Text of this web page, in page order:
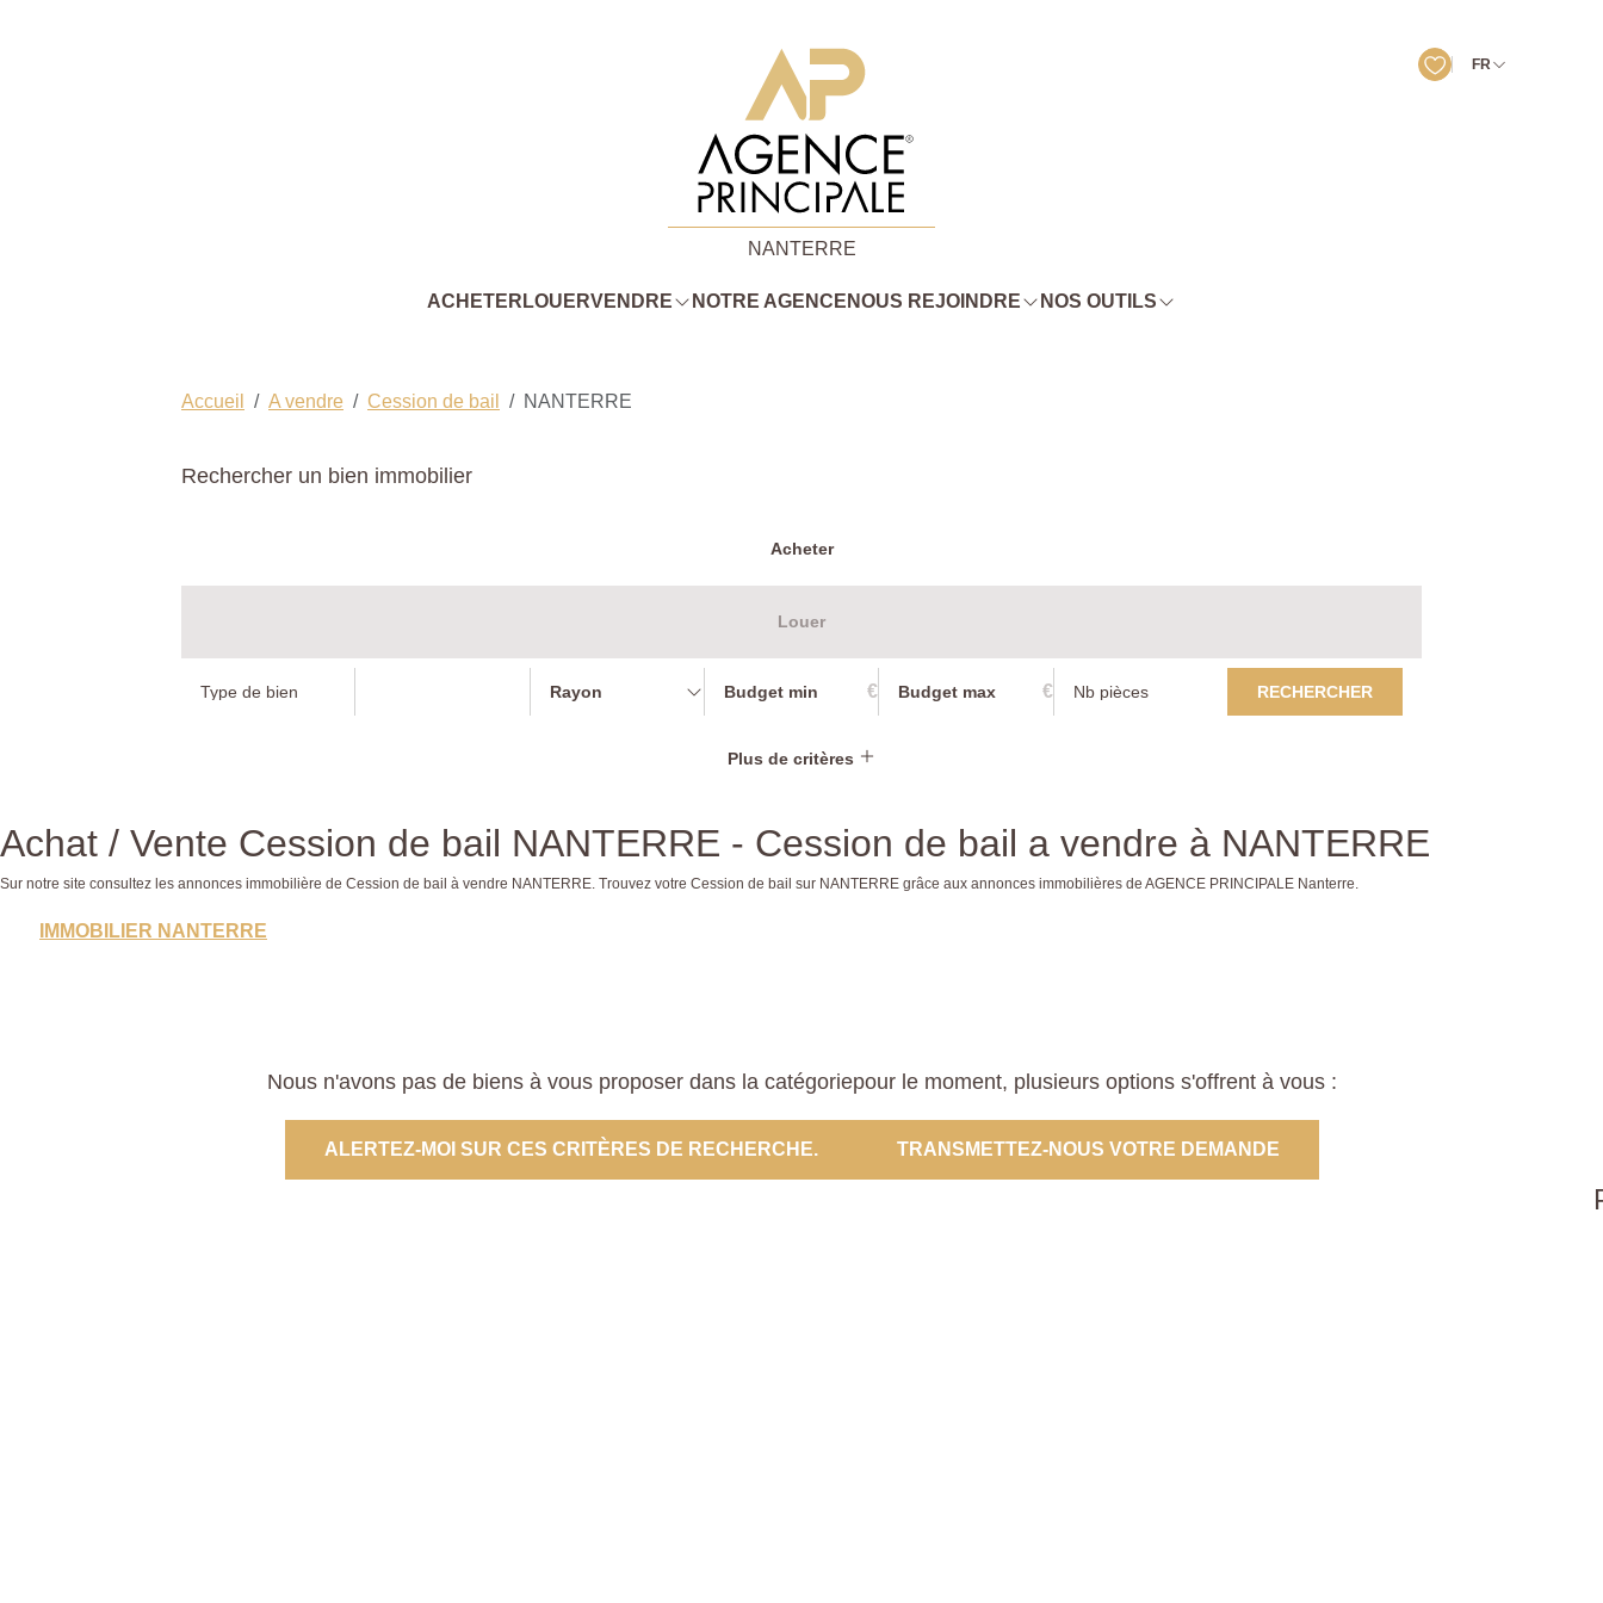
FR
NANTERRE
ACHETER LOUERVENDRE NOTRE AGENCE NOUS REJOINDRE NOS OUTILS
Accueil A vendre Cession de bail NANTERRE
Rechercher un bien immobilier
Acheter
Louer
Rayon € € RECHERCHER
Plus de critères
Achat / Vente Cession de bail NANTERRE - Cession de bail a vendre à NANTERRE
Sur notre site consultez les annonces immobilière de Cession de bail à vendre NANTERRE. Trouvez votre Cession de bail sur NANTERRE grâce aux annonces immobilières de AGENCE PRINCIPALE Nanterre.
IMMOBILIER NANTERRE
Nous n'avons pas de biens à vous proposer dans la catégoriepour le moment, plusieurs options s'offrent à vous :
ALERTEZ-MOI SUR CES CRITÈRES DE RECHERCHE. TRANSMETTEZ-NOUS VOTRE DEMANDE